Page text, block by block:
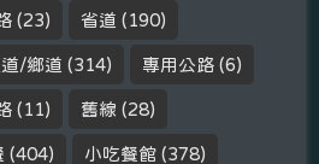
(23) 省道 (190)
道/鄉道 (314) 專用公路 (6)
(11) 舊線 (28)
(404) 小吃餐館 (378)